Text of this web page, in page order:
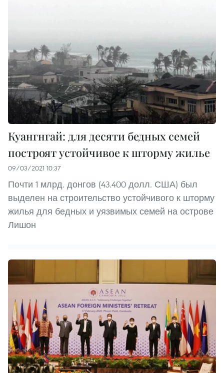
Куангнгай: для десяти бедных семей
построят устойчивое к шторму жилье
09/03/2021 10:37
Почти 1 млрд. донгов (43.400 долл. США) был
выделен на строительство устойчивого к шторму
жилья для бедных и уязвимых семей на острове
Лишон